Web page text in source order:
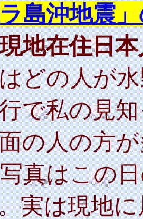
ラ島沖地震
現地在住日
どの人が
で私の見
の人の方
真はこの
実は現地